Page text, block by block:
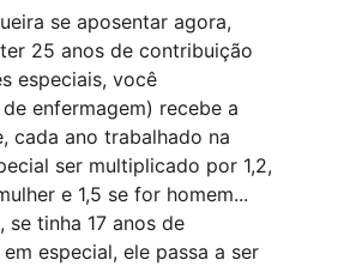
se aposentar agora,
25 anos de contribuição
especiais, você
enfermagem) recebe a
cada ano trabalhado na
ser multiplicado por 1,2,
e 1,5 se for homem...
se tinha 17 anos de
especial, ele passa a ser